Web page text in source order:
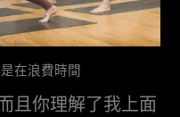
在浪費時間
且你理解了我上面